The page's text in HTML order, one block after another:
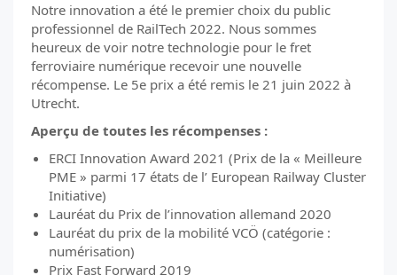
Notre innovation a été le premier choix du public
professionnel de RailTech 2022. Nous sommes
heureux de voir notre technologie pour le fret
ferroviaire numérique recevoir une nouvelle
récompense. Le 5e prix a été remis le 21 juin 2022 à
Utrecht.
Aperçu de toutes les récompenses :
ERCI Innovation Award 2021 (Prix de la « Meilleure
PME » parmi 17 états de l’ European Railway Cluster
Initiative)
Lauréat du Prix de l’innovation allemand 2020
Lauréat du prix de la mobilité VCÖ (catégorie :
numérisation)
Prix Fast Forward 2019